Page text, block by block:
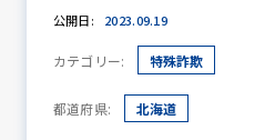
防犯活動ニ
公開日: 2023.09.19
カテゴリー: 特殊詐欺
都道府県: 北海道